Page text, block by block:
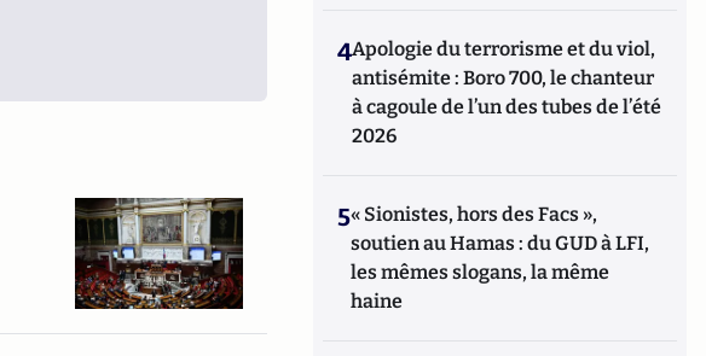
4Apologie du terrorisme et du viol,
antisémite : Boro 700, le chanteur
à cagoule de l’un des tubes de l’été
2026
5« Sionistes, hors des Facs »,
soutien au Hamas : du GUD à LFI,
les mêmes slogans, la même
haine